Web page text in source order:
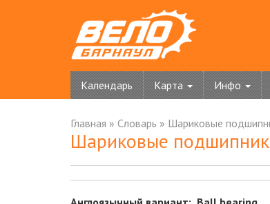
Календарь Карта Инфо
Главная » Словарь » Шариковые
Шариковые